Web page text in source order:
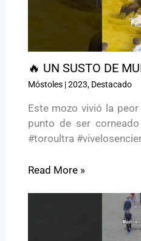
🔥 UN SUSTO DE
Móstoles|2023, Destacado
Este mozo vivió la
punto de ser
#toroultra
Read More »